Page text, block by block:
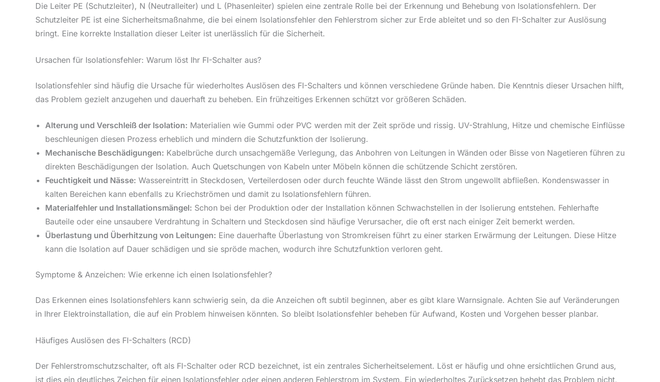
Die Leiter PE (Schutzleiter), N (Neutralleiter) und L (Phasenleiter) spielen eine zentrale Rolle bei der Erkennung und Behebung von Isolationsfehlern. Der
Schutzleiter PE ist eine Sicherheitsmaßnahme, die bei einem Isolationsfehler den Fehlerstrom sicher zur Erde ableitet und so den FI-Schalter zur Auslösung
bringt. Eine korrekte Installation dieser Leiter ist unerlässlich für die Sicherheit.
Ursachen für Isolationsfehler: Warum löst Ihr FI-Schalter aus?
Isolationsfehler sind häufig die Ursache für wiederholtes Auslösen des FI-Schalters und können verschiedene Gründe haben. Die Kenntnis dieser Ursachen hilft,
das Problem gezielt anzugehen und dauerhaft zu beheben. Ein frühzeitiges Erkennen schützt vor größeren Schäden.
Alterung und Verschleiß der Isolation: Materialien wie Gummi oder PVC werden mit der Zeit spröde und rissig. UV-Strahlung, Hitze und chemische Einflüsse
beschleunigen diesen Prozess erheblich und mindern die Schutzfunktion der Isolierung.
Mechanische Beschädigungen: Kabelbrüche durch unsachgemäße Verlegung, das Anbohren von Leitungen in Wänden oder Bisse von Nagetieren führen zu
direkten Beschädigungen der Isolation. Auch Quetschungen von Kabeln unter Möbeln können die schützende Schicht zerstören.
Feuchtigkeit und Nässe: Wassereintritt in Steckdosen, Verteilerdosen oder durch feuchte Wände lässt den Strom ungewollt abfließen. Kondenswasser in
kalten Bereichen kann ebenfalls zu Kriechströmen und damit zu Isolationsfehlern führen.
Materialfehler und Installationsmängel: Schon bei der Produktion oder der Installation können Schwachstellen in der Isolierung entstehen. Fehlerhafte
Bauteile oder eine unsaubere Verdrahtung in Schaltern und Steckdosen sind häufige Verursacher, die oft erst nach einiger Zeit bemerkt werden.
Überlastung und Überhitzung von Leitungen: Eine dauerhafte Überlastung von Stromkreisen führt zu einer starken Erwärmung der Leitungen. Diese Hitze
kann die Isolation auf Dauer schädigen und sie spröde machen, wodurch ihre Schutzfunktion verloren geht.
Symptome & Anzeichen: Wie erkenne ich einen Isolationsfehler?
Das Erkennen eines Isolationsfehlers kann schwierig sein, da die Anzeichen oft subtil beginnen, aber es gibt klare Warnsignale. Achten Sie auf Veränderungen
in Ihrer Elektroinstallation, die auf ein Problem hinweisen könnten. So bleibt Isolationsfehler beheben für Aufwand, Kosten und Vorgehen besser planbar.
Häufiges Auslösen des FI-Schalters (RCD)
Der Fehlerstromschutzschalter, oft als FI-Schalter oder RCD bezeichnet, ist ein zentrales Sicherheitselement. Löst er häufig und ohne ersichtlichen Grund aus,
ist dies ein deutliches Zeichen für einen Isolationsfehler oder einen anderen Fehlerstrom im System. Ein wiederholtes Zurücksetzen behebt das Problem nicht,